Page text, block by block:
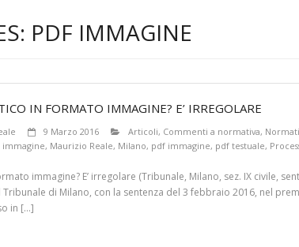
PDF IMMAGINE
IN FORMATO IMMAGINE? E’ IRREGOLARE
9 Marzo 2016 Articoli, Commenti a normativa,
, Maurizio Reale, Milano, pdf immagine, pdf testuale,
immagine? E’ irregolare (Tribunale, Milano, sez. IX civile,
di Milano, con la sentenza del 3 febbraio 2016, nel
in […]